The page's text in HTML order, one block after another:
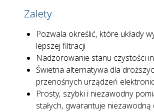
Zalety
Pozwala określić, które układy
lepszej filtracji
Nadzorowanie stanu czystości
Świetna alternatywa dla
przenośnych urządzeń
Prosty, szybki i niezawodny
stałych, gwarantuje niezawodną